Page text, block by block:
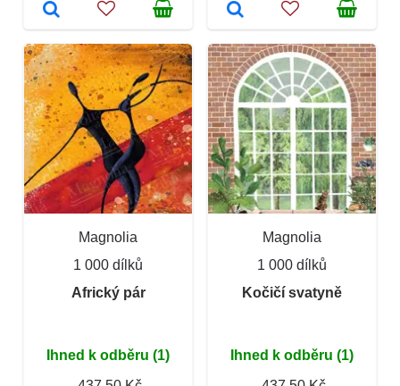
Magnolia
1 000 dílků
Africký pár
Ihned k odběru (1)
Magnolia
1 000 dílků
Kočičí svatyně
Ihned k odběru (1)